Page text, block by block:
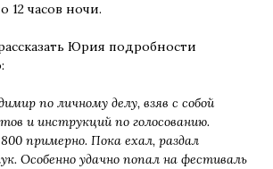
12 часов ночи.
Юрия подробности
по личному делу, взяв с собой
и инструкций по голосованию.
примерно. Пока ехал, раздал
Особенно удачно попал на фестиваль